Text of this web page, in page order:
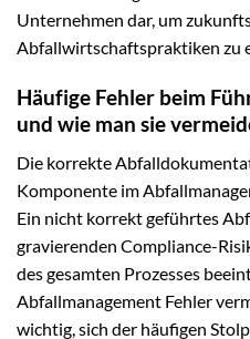
Unternehmen dar, um
Abfallwirtschaftspraktiken zu
Häufige Fehler beim
und wie man sie
Die korrekte
Komponente im
Ein nicht korrekt geführtes
gravierenden Compliance-
des gesamten Prozesses
Abfallmanagement Fehler
wichtig, sich der häufigen